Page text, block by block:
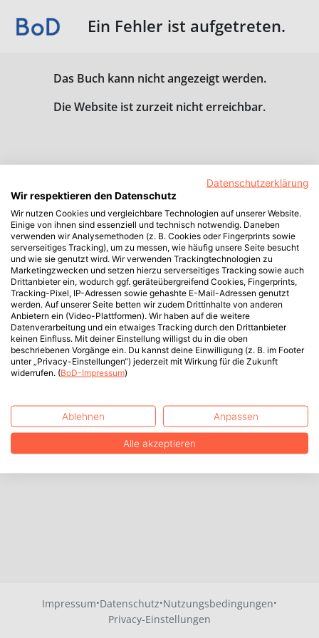
Ein Fehler ist aufgetreten.
Das Buch kann nicht angezeigt werden.
Die Website ist zurzeit nicht erreichbar.
Impressum·Datenschutz·Nutzungsbedingungen·
Privacy-Einstellungen
Datenschutzerklärung
Wir respektieren den Datenschutz
Wir nutzen Cookies und vergleichbare Technologien auf unserer Website.
Einige von ihnen sind essenziell und technisch notwendig. Daneben
verwenden wir Analysemethoden (z. B. Cookies oder Fingerprints sowie
serverseitiges Tracking), um zu messen, wie häufig unsere Seite besucht
und wie sie genutzt wird. Wir verwenden Trackingtechnologien zu
Marketingzwecken und setzen hierzu serverseitiges Tracking sowie auch
Drittanbieter ein, wodurch ggf. geräteübergreifend Cookies, Fingerprints,
Tracking-Pixel, IP-Adressen sowie gehashte E-Mail-Adressen genutzt
werden. Auf unserer Seite betten wir zudem Drittinhalte von anderen
Anbietern ein (Video-Plattformen). Wir haben auf die weitere
Datenverarbeitung und ein etwaiges Tracking durch den Drittanbieter
keinen Einfluss. Mit deiner Einstellung willigst du in die oben
beschriebenen Vorgänge ein. Du kannst deine Einwilligung (z. B. im Footer
unter „Privacy-Einstellungen“) jederzeit mit Wirkung für die Zukunft
widerrufen. (BoD-Impressum)
Ablehnen Anpassen
Alle akzeptieren